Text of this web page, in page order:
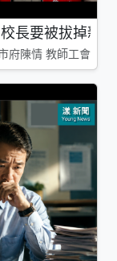
長要被拔掉親
府陳情 教師工會槓